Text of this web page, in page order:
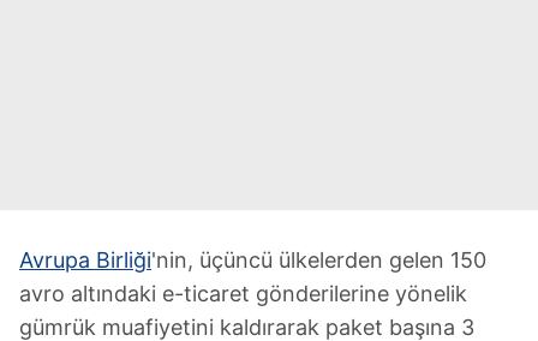
Avrupa Birliği'nin, üçüncü ülkelerden gelen 150
avro altındaki e-ticaret gönderilerine yönelik
gümrük muafiyetini kaldırarak paket başına 3